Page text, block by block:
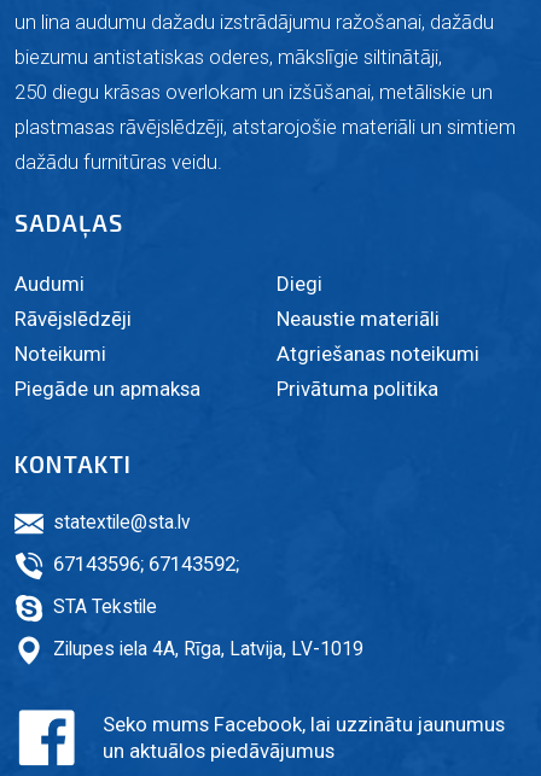
un lina audumu dažadu izstrādājumu ražošanai, dažādu
biezumu antistatiskas oderes, mākslīgie siltinātāji,
250 diegu krāsas overlokam un izšūšanai, metāliskie un
plastmasas rāvējslēdzēji, atstarojošie materiāli un simtiem
dažādu furnitūras veidu.
SADAĻAS
Audumi
Diegi
Rāvējslēdzēji
Neaustie materiāli
Noteikumi
Atgriešanas noteikumi
Piegāde un apmaksa
Privātuma politika
KONTAKTI
statextile@sta.lv
67143596; 67143592;
STA Tekstile
Zilupes iela 4A, Rīga, Latvija, LV-1019
Seko mums Facebook, lai uzzinātu jaunumus
un aktuālos piedāvājumus